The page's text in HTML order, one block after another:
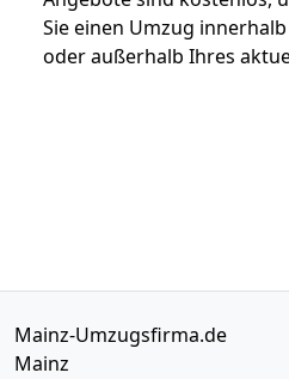
Sie einen Umzug
oder außerhalb Ihres
Mainz-Umzugsfirma.de
Mainz